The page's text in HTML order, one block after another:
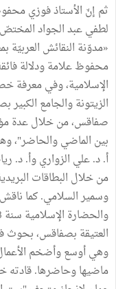
لطفي عبد الجواد المختصّ
«مدوّنة النقائش
محفوظ علامة ودلالة
الإسلامية، وفي معرفة
الزيتونة والجامع
صفاقس، من خلال عدة
بين الماضي والحاضر"،
أ. د. علي الزواري وأ. د.
من خلال البطاقات
وسمير السلامي. كما
العتيقة بصفاقس، بحوث
وهي أوسع وأضخم
ماضيها وحاضرها. قادته